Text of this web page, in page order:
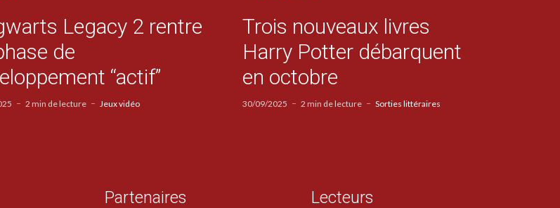
Legacy 2 rentre
de
“actif”
2 min de lecture Jeux vidéo
Trois nouveaux livres
Harry Potter débarquent
en octobre
30/09/2025 2 min de lecture Sorties littéraires
Partenaires Lecteurs